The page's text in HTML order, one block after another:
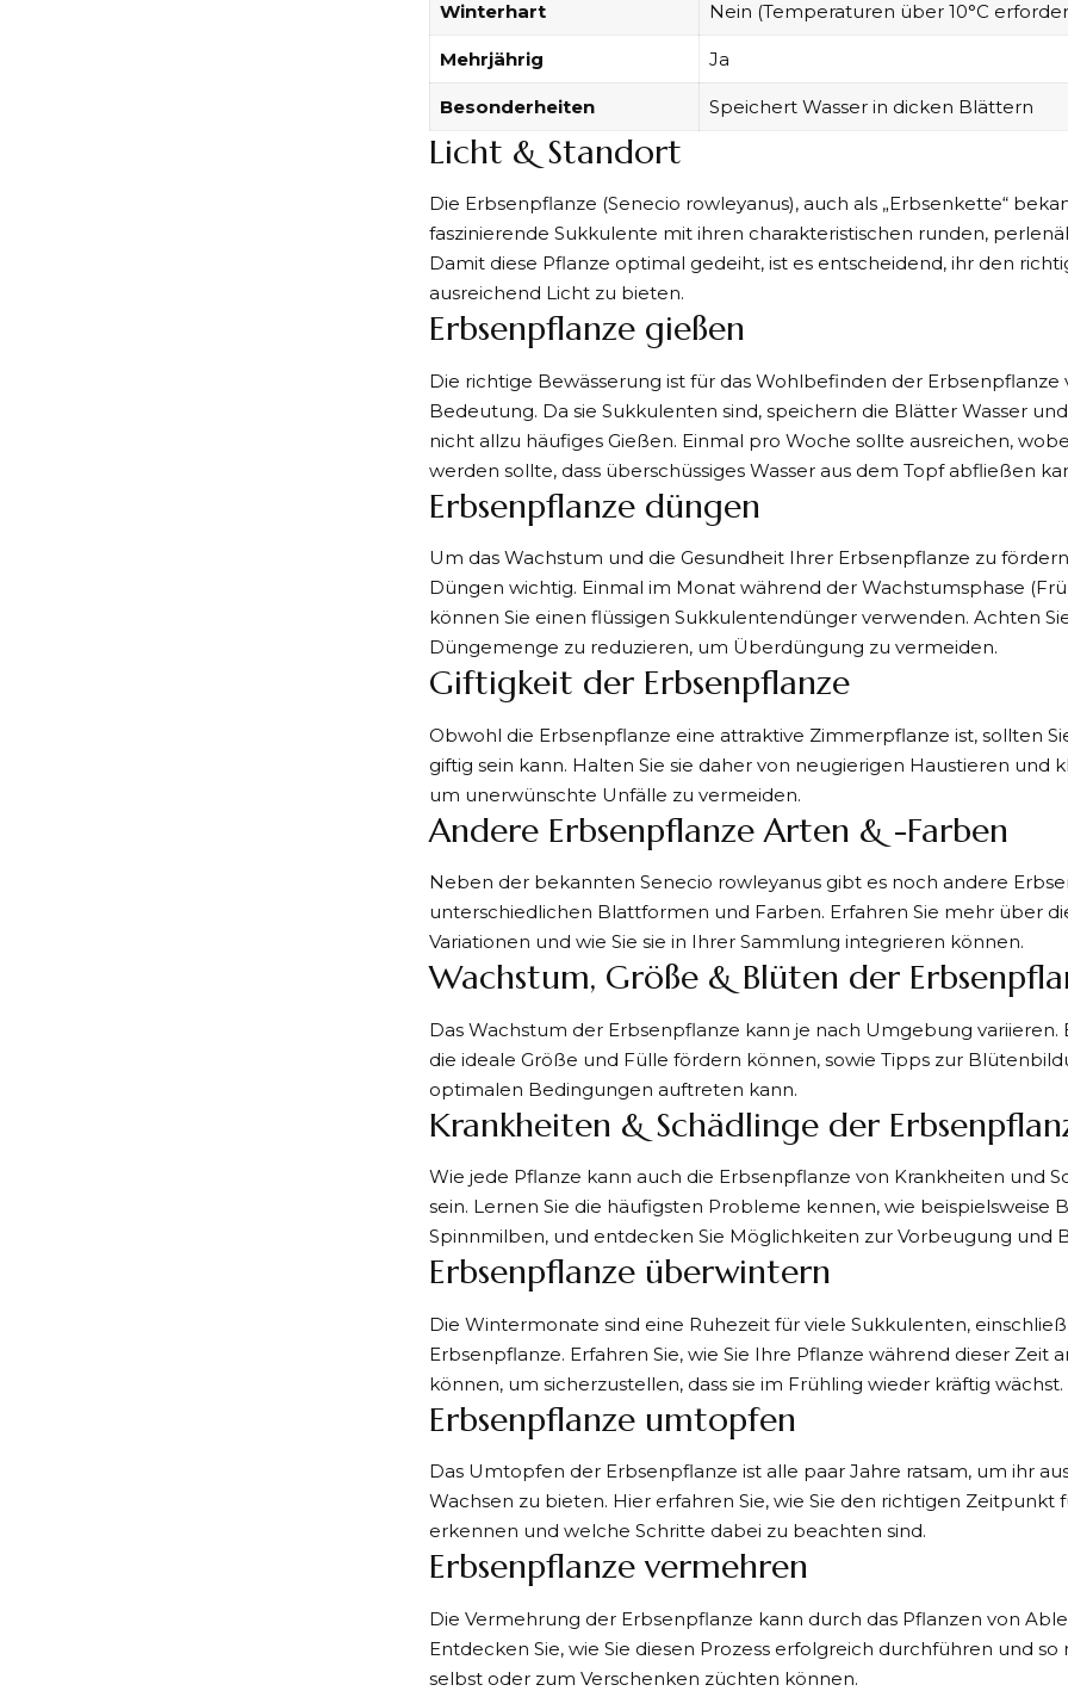
Winterhart Nein (Temperaturen über 10°C
Mehrjährig Ja
Besonderheiten Speichert Wasser in dicken Blättern
Licht & Standort
Die Erbsenpflanze (Senecio rowleyanus), auch als „Erbsenkette“
faszinierende Sukkulente mit ihren charakteristischen runden,
Damit diese Pflanze optimal gedeiht, ist es entscheidend, ihr den
ausreichend Licht zu bieten.
Erbsenpflanze gießen
Die richtige Bewässerung ist für das Wohlbefinden der Erbsenpflanze
Bedeutung. Da sie Sukkulenten sind, speichern die Blätter Wasser
nicht allzu häufiges Gießen. Einmal pro Woche sollte ausreichen,
werden sollte, dass überschüssiges Wasser aus dem Topf abfließen
Erbsenpflanze düngen
Um das Wachstum und die Gesundheit Ihrer Erbsenpflanze zu
Düngen wichtig. Einmal im Monat während der Wachstumsphase
können Sie einen flüssigen Sukkulentendünger verwenden. Achten
Düngemenge zu reduzieren, um Überdüngung zu vermeiden.
Giftigkeit der Erbsenpflanze
Obwohl die Erbsenpflanze eine attraktive Zimmerpflanze ist, sollten
giftig sein kann. Halten Sie sie daher von neugierigen Haustieren und
um unerwünschte Unfälle zu vermeiden.
Andere Erbsenpflanze Arten & -Farben
Neben der bekannten Senecio rowleyanus gibt es noch andere
unterschiedlichen Blattformen und Farben. Erfahren Sie mehr über
Variationen und wie Sie sie in Ihrer Sammlung integrieren können.
Wachstum, Größe & Blüten der
Das Wachstum der Erbsenpflanze kann je nach Umgebung variieren.
die ideale Größe und Fülle fördern können, sowie Tipps zur
optimalen Bedingungen auftreten kann.
Krankheiten & Schädlinge der
Wie jede Pflanze kann auch die Erbsenpflanze von Krankheiten und
sein. Lernen Sie die häufigsten Probleme kennen, wie beispielsweise
Spinnmilben, und entdecken Sie Möglichkeiten zur Vorbeugung und
Erbsenpflanze überwintern
Die Wintermonate sind eine Ruhezeit für viele Sukkulenten,
Erbsenpflanze. Erfahren Sie, wie Sie Ihre Pflanze während dieser Zeit
können, um sicherzustellen, dass sie im Frühling wieder kräftig wächst.
Erbsenpflanze umtopfen
Das Umtopfen der Erbsenpflanze ist alle paar Jahre ratsam, um ihr
Wachsen zu bieten. Hier erfahren Sie, wie Sie den richtigen Zeitpunkt
erkennen und welche Schritte dabei zu beachten sind.
Erbsenpflanze vermehren
Die Vermehrung der Erbsenpflanze kann durch das Pflanzen von
Entdecken Sie, wie Sie diesen Prozess erfolgreich durchführen und so
selbst oder zum Verschenken züchten können.